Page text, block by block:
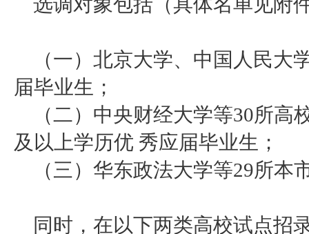
（一）北京大学、中国人民大
届毕业生；
（二）中央财经大学等30所高
及以上学历优 秀应届毕业生；
（三）华东政法大学等29所本
同时，在以下两类高校试点招